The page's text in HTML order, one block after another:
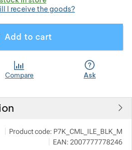
I receive the goods?
Add to cart
Compare Ask
Show more
Pod 7 kilo
Milady Horákové 546/50, 17000 Praha
info@pod7kilo.cz
Product code: P7K_CML_ILE_BLK_M
EAN: 2007777778246